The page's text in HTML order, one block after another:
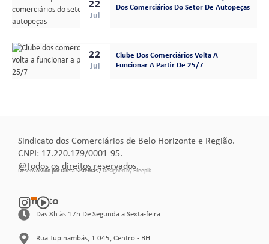
22
Jul
Dos Comerciários Do Setor De Autopeças
22
Jul
Clube Dos Comerciários Volta A
Funcionar A Partir De 25/7
Sindicato dos Comerciários de Belo Horizonte e Região.
CNPJ: 17.220.179/0001-95.
@Todos os direitos reservados.
Desenvolvido por Direta Sistemas /Designed by Freepik
Contato
Das 8h às 17h De Segunda a Sexta-feira
Rua Tupinambás, 1.045, Centro - BH